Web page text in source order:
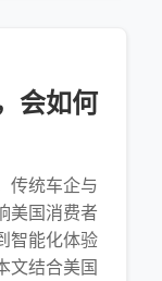
会如何
传统车企与
美国消费者
智能化体验
文结合美国